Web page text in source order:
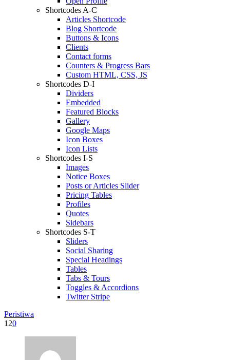
Shortcodes A-C
Articles Shortcode
Blog Shortcode
Buttons & Icons
Clients
Contact forms
Counters & Progress Bars
Custom HTML, CSS, JS
Shortcodes D-I
Dividers
Embedded
Featured Blocks
Gallery
Google Maps
Icon Boxes
Icon Lists
Shortcodes I-S
Images
Notice Boxes
Posts or Articles Slider
Pricing Tables
Profiles
Quotes
Sidebars
Shortcodes S-T
Sliders
Social Sharing
Special Headings
Tables
Tabs & Tours
Toggles & Accordions
Twitter Stripe
Peristiwa
120